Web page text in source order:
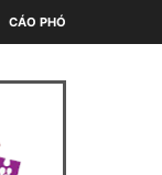
CÁO PHÓ